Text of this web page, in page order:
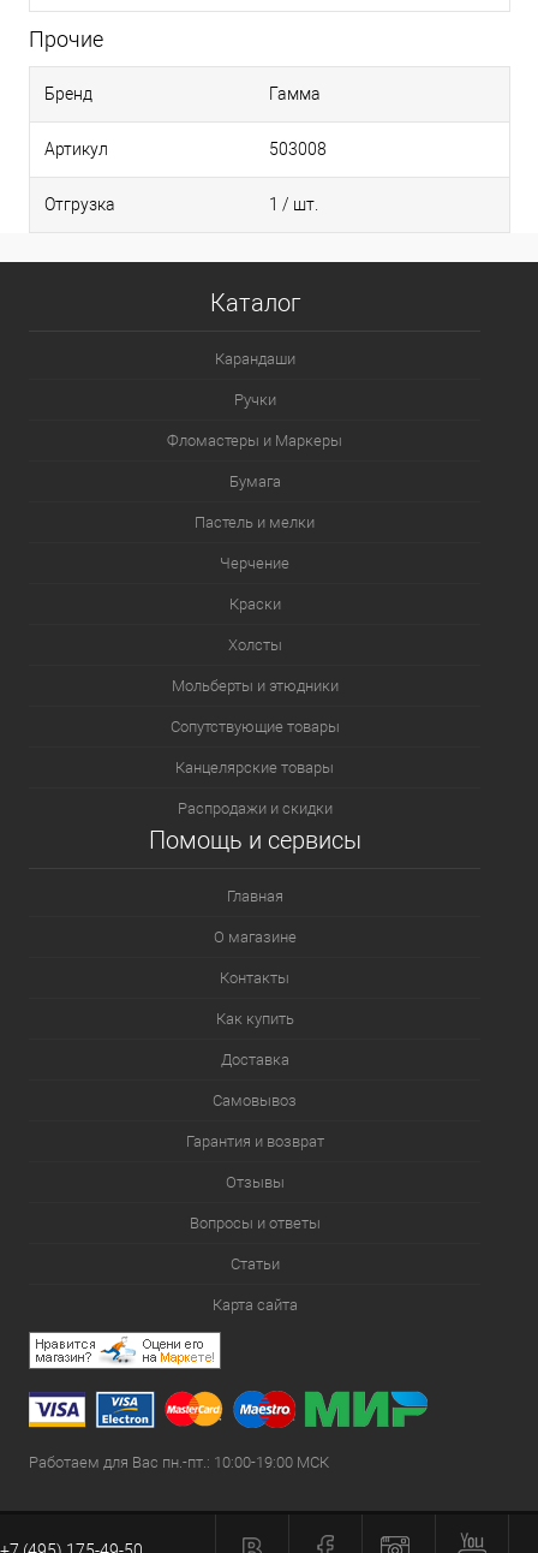
Прочие
Бренд Гамма
Артикул 503008
Отгрузка 1 / шт.
Каталог
Карандаши
Ручки
Фломастеры и Маркеры
Бумага
Пастель и мелки
Черчение
Краски
Холсты
Мольберты и этюдники
Сопутствующие товары
Канцелярские товары
Распродажи и скидки
Помощь и сервисы
Главная
О магазине
Контакты
Как купить
Доставка
Самовывоз
Гарантия и возврат
Отзывы
Вопросы и ответы
Статьи
Карта сайта
Работаем для Вас пн.-пт.: 10:00-19:00 МСК